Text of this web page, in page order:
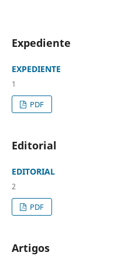
Expediente
EXPEDIENTE
1
PDF
Editorial
EDITORIAL
2
PDF
Artigos